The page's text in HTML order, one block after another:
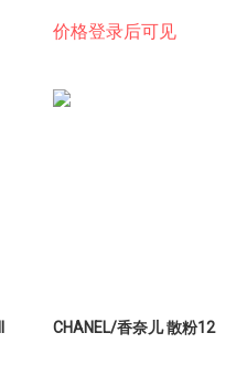
价格登录后可见
CHANEL/香奈儿 散粉12